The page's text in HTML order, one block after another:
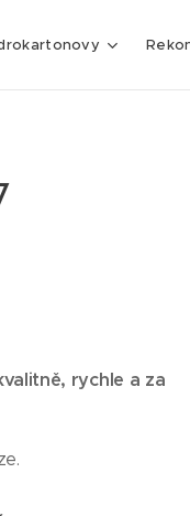
rychle a za